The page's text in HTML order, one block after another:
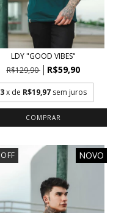
LDY "GOOD VIBES"
R$129,90
R$59,90
3 x de R$19,97 sem juros
COMPRAR
OFF NOVO